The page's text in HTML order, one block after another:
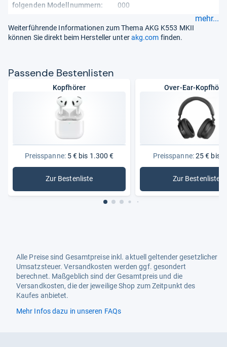
folgenden Modellnummern:
000
mehr...
Weiterführende Informationen zum Thema AKG K553 MKII
können Sie direkt beim Hersteller unterakg.com finden.
Pas­sende Bes­ten­lis­ten
Kopfhörer
Preisspanne:5 € bis 1.300 €
Zur Bestenliste
: Kopfhörer
Over-Ear-
Preisspanne:25 € bis
Zur Bestenliste
: Over-
Alle Preise sind Gesamtpreise inkl. aktuell geltender gesetzlicher
Umsatzsteuer. Versandkosten werden ggf. gesondert
berechnet. Maßgeblich sind der Gesamtpreis und die
Versandkosten, die der jeweilige Shop zum Zeitpunkt des
Kaufes anbietet.
Mehr Infos dazu in unseren FAQs